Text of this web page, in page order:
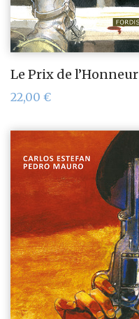
Le Prix de l’Honneur
22,00 €